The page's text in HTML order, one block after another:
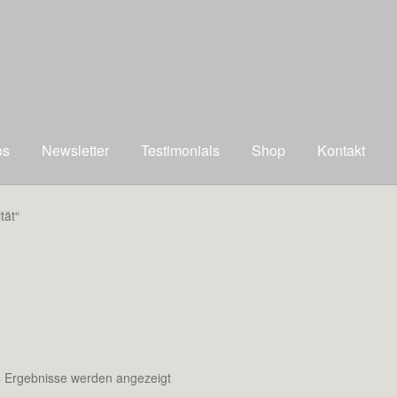
Newsletter Testimonials Shop Kontakt
Ergebnisse werden angezeigtNach